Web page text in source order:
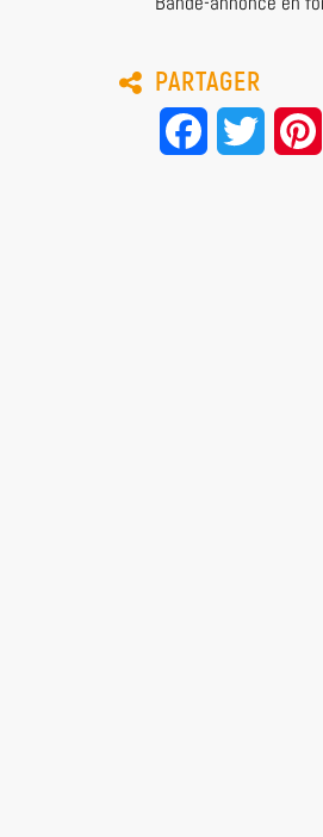
PARTAGER
Facebook Twitter